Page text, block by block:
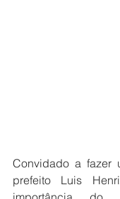
Convidado a fazer
prefeito Luis